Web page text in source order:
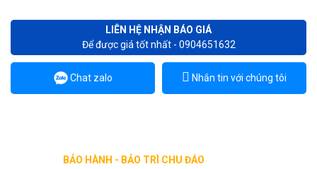
LIÊN HỆ NHẬN BÁO GIÁ
Để được giá tốt nhất - 0904651632
Chat zalo Nhắn tin với chúng tôi
BẢO HÀNH - BẢO TRÌ CHU ĐÁO